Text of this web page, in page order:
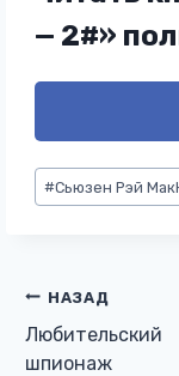
— 2#»
Метки
записи:
#Сьюзен Рэй
по
НАЗАД
Любительский
шпионаж